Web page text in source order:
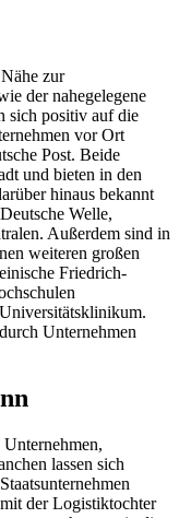
zur
der nahegelegene
sich positiv auf die
vor Ort
Post. Beide
und bieten in den
hinaus bekannt
Welle,
Außerdem sind in
weiteren großen
Friedrich-
Unternehmen
lassen sich
der Logistiktochter